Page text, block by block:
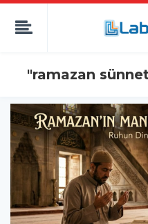
"ramazan